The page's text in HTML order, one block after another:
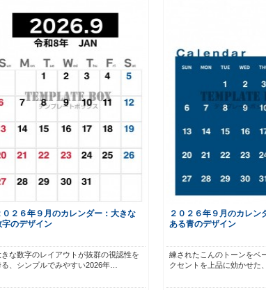
０２６年９月のカレンダー：大きな
字のデザイン
きな数字のレイアウトが抜群の視認性を
る、シンプルでみやすい2026年…
２０２６年９月のカレン
ある青のデザイン
練されたこんのトーンをベ
クセントを上品に効かせた